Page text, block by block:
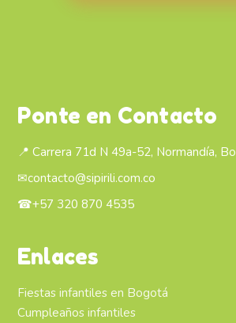
Ponte en Contacto
📍 Carrera 71d N 49a-52, Normandía,
✉contacto@sipirili.com.co
☎+57 320 870 4535
Enlaces
Fiestas infantiles en Bogotá
Cumpleaños infantiles